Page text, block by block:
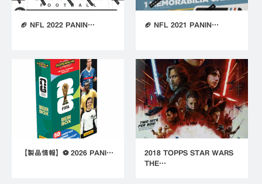
🏈 NFL 2022 PANIN… 🏈 NFL 2021 PANIN…
【製品情報】⚽ 2026 PANI…
2018 TOPPS STAR WARS
THE…